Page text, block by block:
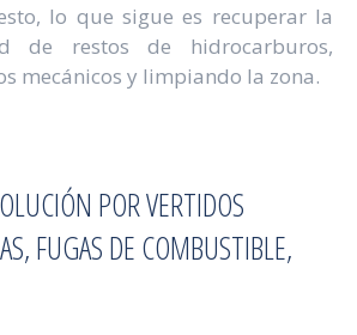
lo que sigue es recuperar la
de restos de hidrocarburos,
mecánicos y limpiando la zona.
POR VERTIDOS
FUGAS DE COMBUSTIBLE,